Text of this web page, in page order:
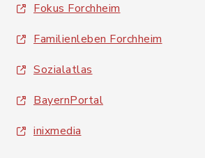
Fokus Forchheim
Familienleben Forchheim
Sozialatlas
BayernPortal
inixmedia